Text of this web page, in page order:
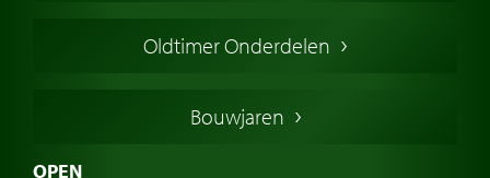
Franse oldtimers
Zweedse oldtimers
Oldtimer Onderdelen
Bouwjaren
OPEN